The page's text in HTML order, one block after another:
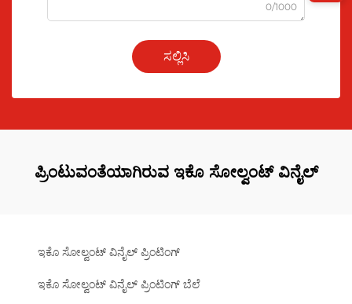
0/1000
ಸಲ್ಲಿಸಿ
ಪ್ರಿಂಟುವಂತೆಯಾಗಿರುವ ಇಕೊ ಸೋಲ್ವಂಟ್ ವಿನೈಲ್
ಇಕೊ ಸೋಲ್ವಂಟ್ ವಿನೈಲ್ ಪ್ರಿಂಟಿಂಗ್
ಇಕೊ ಸೋಲ್ವಂಟ್ ವಿನೈಲ್ ಪ್ರಿಂಟಿಂಗ್ ಬೆಲೆ